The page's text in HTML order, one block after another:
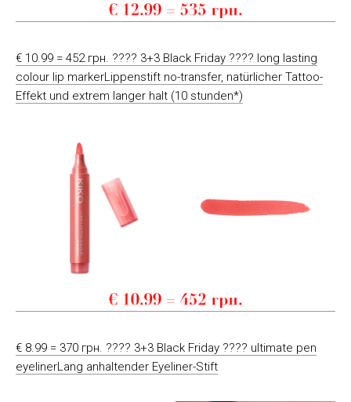
€ 10.99 = 452 грн. ???? 3+3 Black Friday ???? long lasting
colour lip markerLippenstift no-transfer, natürlicher Tattoo-
Effekt und extrem langer halt (10 stunden*)
€ 8.99 = 370 грн. ???? 3+3 Black Friday ???? ultimate pen
eyelinerLang anhaltender Eyeliner-Stift